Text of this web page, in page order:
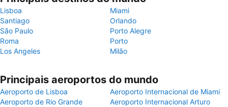
Lisboa
Miami
Santiago
Orlando
São Paulo
Porto Alegre
Roma
Porto
Los Angeles
Milão
Principais aeroportos do mundo
Aeroporto de Lisboa
Aeroporto Internacional de Miami
Aeroporto de Rio Grande
Aeroporto Internacional Arturo